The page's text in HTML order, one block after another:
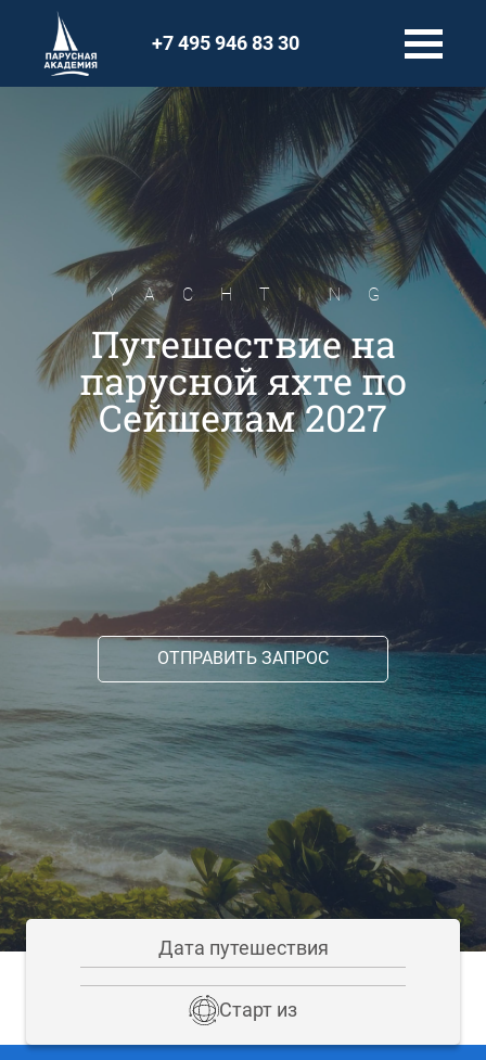
+7 495 946 83 30
YACHTING
Путешествие на
парусной яхте по
Сейшелам 2027
ОТПРАВИТЬ ЗАПРОС
Дата путешествия
Старт из